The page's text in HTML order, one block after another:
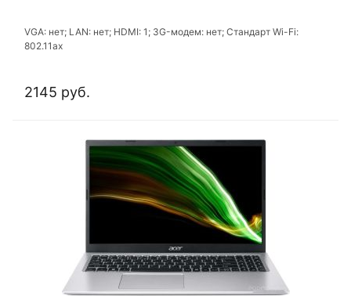
VGA: нет; LAN: нет; HDMI: 1; 3G-модем: нет; Стандарт Wi-Fi:
802.11ах
2145 руб.